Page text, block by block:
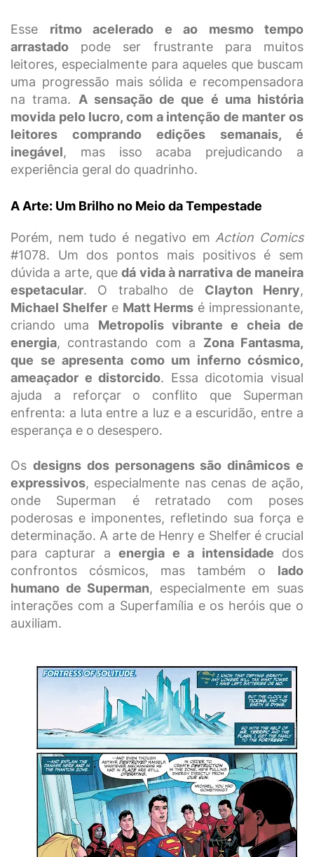
Esse ritmo acelerado e ao mesmo tempo
arrastado pode ser frustrante para muitos
leitores, especialmente para aqueles que buscam
uma progressão mais sólida e recompensadora
na trama. A sensação de que é uma história
movida pelo lucro, com a intenção de manter os
leitores comprando edições semanais, é
inegável, mas isso acaba prejudicando a
experiência geral do quadrinho.
A Arte: Um Brilho no Meio da Tempestade
Porém, nem tudo é negativo em Action Comics
#1078. Um dos pontos mais positivos é sem
dúvida a arte, quedá vida à narrativa de maneira
espetacular. O trabalho de Clayton Henry,
Michael Shelfere Matt Herms é impressionante,
criando uma Metropolis vibrante e cheia de
energia, contrastando com a Zona Fantasma,
que se apresenta como um inferno cósmico,
ameaçador e distorcido. Essa dicotomia visual
ajuda a reforçar o conflito que Superman
enfrenta: a luta entre a luz e a escuridão, entre a
esperança e o desespero.
Os designs dos personagens são dinâmicos e
expressivos, especialmente nas cenas de ação,
onde Superman é retratado com poses
poderosas e imponentes, refletindo sua força e
determinação. A arte de Henry e Shelfer é crucial
para capturar aenergia e a intensidade dos
confrontos cósmicos, mas também o lado
humano de Superman, especialmente em suas
interações com a Superfamília e os heróis que o
auxiliam.